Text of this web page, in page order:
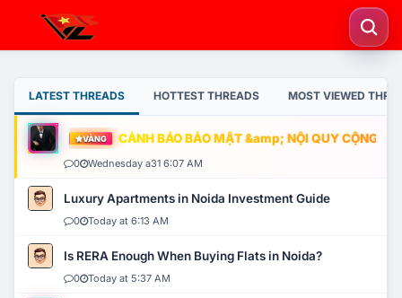
LATEST THREADS HOTTEST THREADS MOST VIEWED
VÀNG CẢNH BÁO BẢO MẬT &amp; NỘI QUY CỘNG
0 Wednesday a31 6:07 AM
Luxury Apartments in Noida Investment Guide
0 Today at 6:13 AM
Is RERA Enough When Buying Flats in Noida?
0 Today at 5:37 AM